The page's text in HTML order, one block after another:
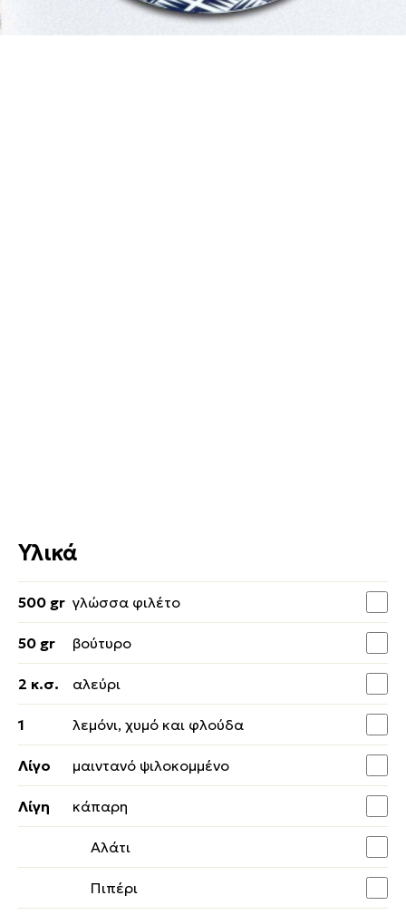
Υλικά
500 gr γλώσσα φιλέτο
50 gr βούτυρο
2 κ.σ. αλεύρι
1 λεμόνι, χυμό και φλούδα
Λίγο μαιντανό ψιλοκομμένο
Λίγη κάπαρη
Αλάτι
Πιπέρι